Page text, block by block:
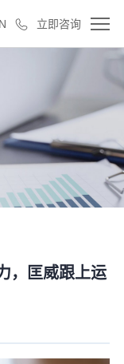
立即咨询
，匡威跟上运